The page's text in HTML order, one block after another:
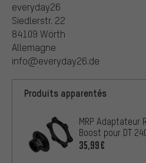
everyday26
Siedlerstr. 22
84109 Wörth
Allemagne
info@everyday26.de
Produits apparentés
MRP Adaptateur
Boost pour DT
35,99€